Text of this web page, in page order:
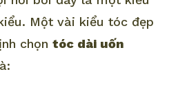
Một vài kiểu tóc đẹp
chọn tóc dài uốn